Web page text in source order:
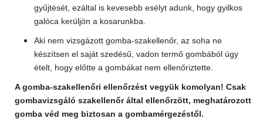
gyűjtését, ezáltal is kevesebb esélyt adunk, hogy gyilkos
galóca kerüljön a kosarunkba.
Aki nem vizsgázott gomba-szakellenőr, az soha ne
készítsen el saját szedésű, vadon termő gombából úgy
ételt, hogy előtte a gombákat nem ellenőriztette.
A gomba-szakellenőri ellenőrzést vegyük komolyan! Csak
gombavizsgáló szakellenőr által ellenőrzött, meghatározott
gomba véd meg biztosan a gombamérgezéstől.